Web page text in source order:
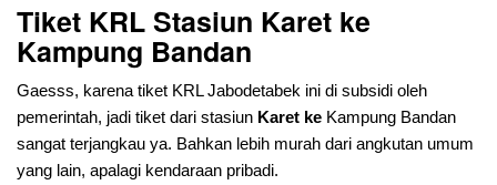
Tiket KRL Stasiun Karet ke
Kampung Bandan
Gaesss, karena tiket KRL Jabodetabek ini di subsidi oleh
pemerintah, jadi tiket dari stasiun Karet ke Kampung Bandan
sangat terjangkau ya. Bahkan lebih murah dari angkutan umum
yang lain, apalagi kendaraan pribadi.